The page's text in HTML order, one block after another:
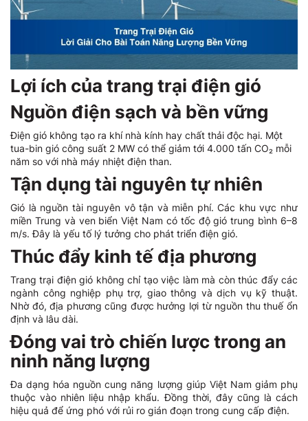
Lợi ích của trang trại điện gió
Nguồn điện sạch và bền vững
Điện gió không tạo ra khí nhà kính hay chất thải độc hại. Một
tua-bin gió công suất 2 MW có thể giảm tới 4.000 tấn CO₂ mỗi
năm so với nhà máy nhiệt điện than.
Tận dụng tài nguyên tự nhiên
Gió là nguồn tài nguyên vô tận và miễn phí. Các khu vực như
miền Trung và ven biển Việt Nam có tốc độ gió trung bình 6–8
m/s. Đây là yếu tố lý tưởng cho phát triển điện gió.
Thúc đẩy kinh tế địa phương
Trang trại điện gió không chỉ tạo việc làm mà còn thúc đẩy các
ngành công nghiệp phụ trợ, giao thông và dịch vụ kỹ thuật.
Nhờ đó, địa phương cũng được hưởng lợi từ nguồn thu thuế ổn
định và lâu dài.
Đóng vai trò chiến lược trong an
ninh năng lượng
Đa dạng hóa nguồn cung năng lượng giúp Việt Nam giảm phụ
thuộc vào nhiên liệu nhập khẩu. Đồng thời, đây cũng là cách
hiệu quả để ứng phó với rủi ro gián đoạn trong cung cấp điện.